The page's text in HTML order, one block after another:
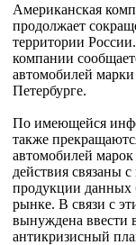
Американская
продолжает
территории
компании
автомобилей
Петербурге.
По имеющейся
также
автомобилей
действия связаны
продукции данных
рынке. В связи с
вынуждена ввести
антикризисный